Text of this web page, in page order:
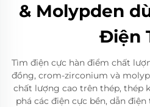
& Molypden
Điện
Tìm điện cực hàn điểm chất
đồng, crom-zirconium và
chất lượng cao trên thép, thép
phá các điện cực bền, dẫn